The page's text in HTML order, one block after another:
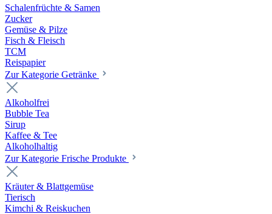
Schalenfrüchte & Samen
Zucker
Gemüse & Pilze
Fisch & Fleisch
TCM
Reispapier
Zur Kategorie Getränke
Alkoholfrei
Bubble Tea
Sirup
Kaffee & Tee
Alkoholhaltig
Zur Kategorie Frische Produkte
Kräuter & Blattgemüse
Tierisch
Kimchi & Reiskuchen